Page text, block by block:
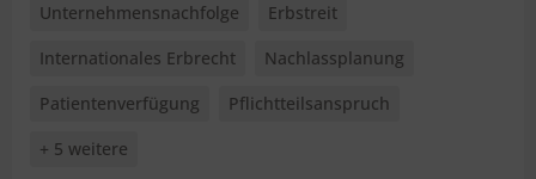
Unternehmensnachfolge
Erbstreit
Internationales Erbrecht
Nachlassplanung
Patientenverfügung
Pflichtteilsanspruch
+ 5 weitere